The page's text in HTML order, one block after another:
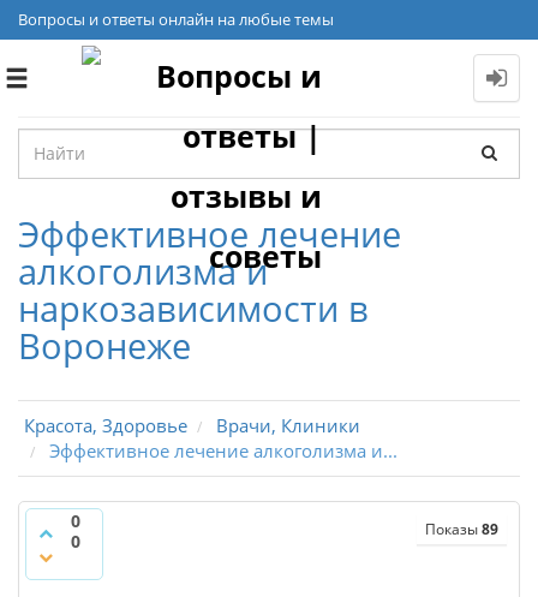
Вопросы и ответы онлайн на любые темы
Toggle
Эффективное лечение
алкоголизма и
наркозависимости в
Воронеже
Красота, Здоровье
Врачи, Клиники
Эффективное лечение алкоголизма и...
0
0
Показы89